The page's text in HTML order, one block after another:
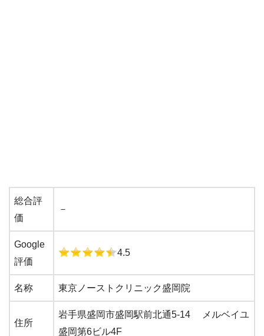
総合評
価
－
Google
評価
4.5
名称 東京ノーストクリニック盛岡院
住所
岩手県盛岡市盛岡駅前北通5-14 メルベイユ
盛岡第6ビル4F